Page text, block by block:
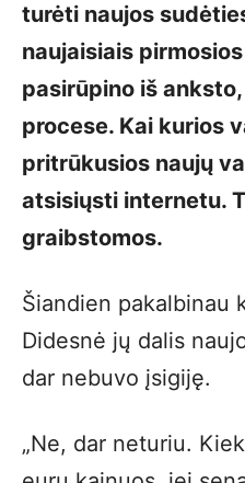
turėti naujos
naujaisiais
pasirūpino iš
procese. Kai kurios
pritrūkusios naujų
atsisiųsti internetu.
graibstomos.
Šiandien pakalbinau
Didesnė jų dalis
dar nebuvo įsigiję.
„Ne, dar neturiu.